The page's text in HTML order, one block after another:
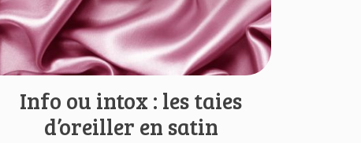
Info ou intox : les taies
d’oreiller en satin